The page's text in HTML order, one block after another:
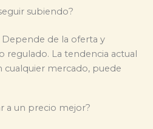
subiendo?
Depende de la oferta y
regulado. La tendencia actual
cualquier mercado, puede
a un precio mejor?